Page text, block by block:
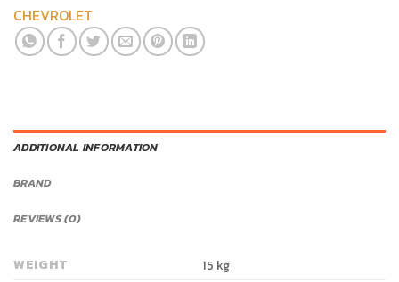
CHEVROLET
ADDITIONAL INFORMATION
BRAND
REVIEWS (0)
WEIGHT
15 kg